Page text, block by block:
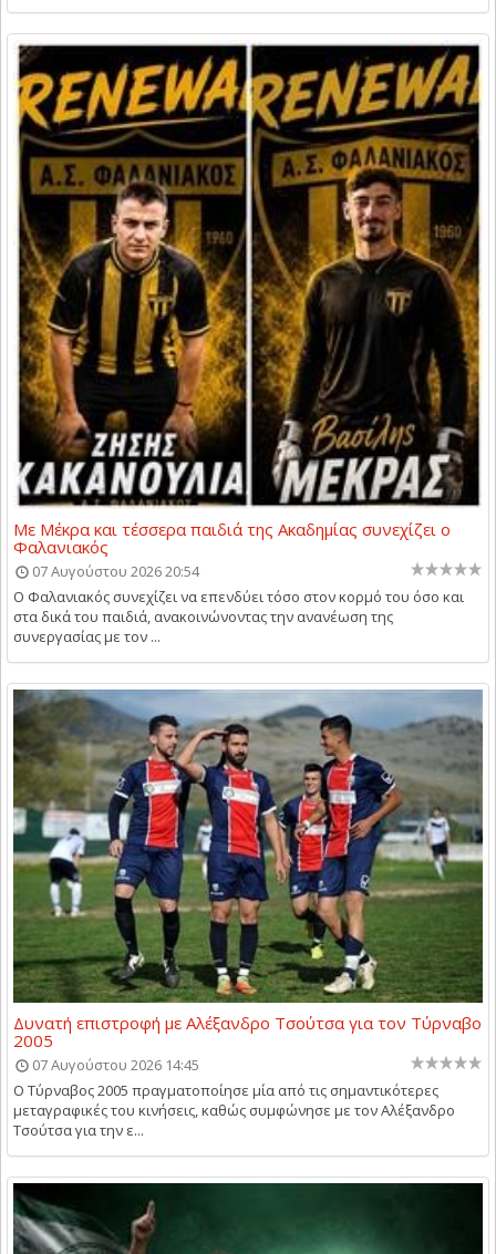
Με Μέκρα και τέσσερα παιδιά της Ακαδημίας συνεχίζει ο
Φαλανιακός
07 Αυγούστου 2026 20:54
Ο Φαλανιακός συνεχίζει να επενδύει τόσο στον κορμό του όσο και
στα δικά του παιδιά, ανακοινώνοντας την ανανέωση της
συνεργασίας με τον ...
Δυνατή επιστροφή με Αλέξανδρο Τσούτσα για τον Τύρναβο
2005
07 Αυγούστου 2026 14:45
Ο Τύρναβος 2005 πραγματοποίησε μία από τις σημαντικότερες
μεταγραφικές του κινήσεις, καθώς συμφώνησε με τον Αλέξανδρο
Τσούτσα για την ε...